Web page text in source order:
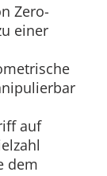
Zero-
einer
auf
dem